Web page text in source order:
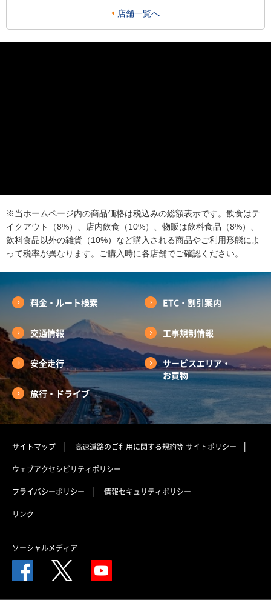
店舗一覧へ
※当ホームページ内の商品価格は税込みの総額表示です。飲食はテ
イクアウト（8%）、店内飲食（10%）、物販は飲料食品（8%）、
飲料食品以外の雑貨（10%）など購入される商品やご利用形態によ
って税率が異なります。ご購入時に各店舗でご確認ください。
料金・ルート検索 ETC・割引案内
交通情報 工事規制情報
安全走行
サービスエリア・
お買物
旅行・ドライブ
サイトマップ 高速道路のご利用に関する規約等サイトポリシー
ウェブアクセシビリティポリシー
プライバシーポリシー 情報セキュリティポリシー
リンク
ソーシャルメディア